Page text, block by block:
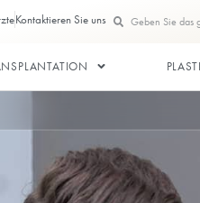
Unsere ÄrzteKontaktieren Sie
USA